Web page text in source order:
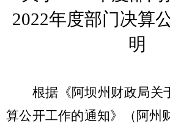
2022年度部门决算
明
根据 《阿坝州财政局
算公开工作的通知》（阿州